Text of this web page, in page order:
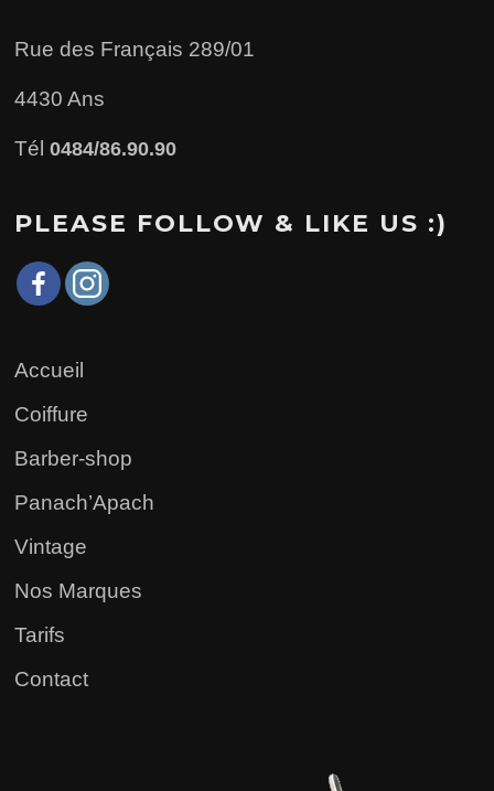
Rue des Français 289/01
4430 Ans
Tél0484/86.90.90
PLEASE FOLLOW & LIKE US :)
Accueil
Coiffure
Barber-shop
Panach’Apach
Vintage
Nos Marques
Tarifs
Contact